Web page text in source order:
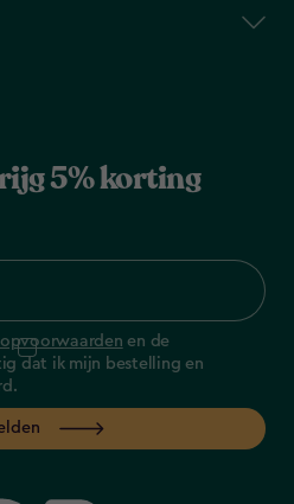
5% korting
en de
dat ik mijn bestelling en